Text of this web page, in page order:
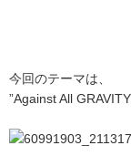
今回のテーマは、
”Against All